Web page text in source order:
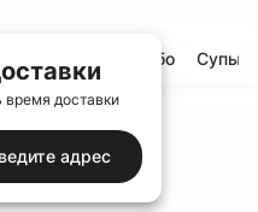
Выгодные комбо Супы
доставки
адрес